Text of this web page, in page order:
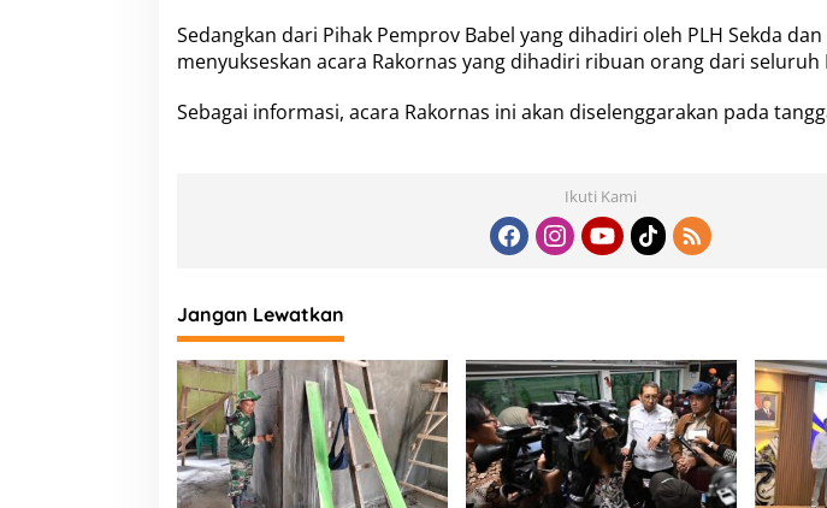
Sedangkan dari Pihak Pemprov Babel yang dihadiri oleh PLH Sekda
menyukseskan acara Rakornas yang dihadiri ribuan orang dari
Sebagai informasi, acara Rakornas ini akan diselenggarakan pada
Ikuti Kami
Jangan Lewatkan